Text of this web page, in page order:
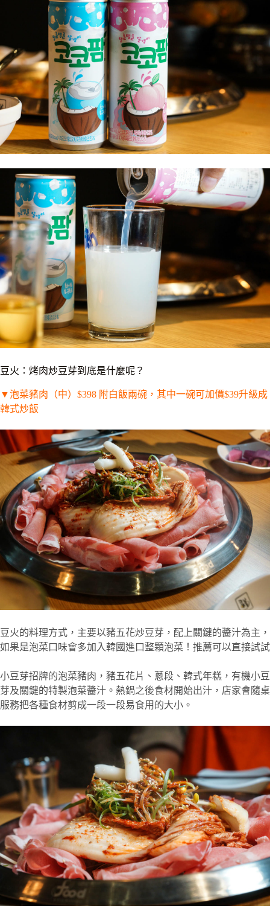
豆火：烤肉炒豆芽到底是什麼呢？
▼泡菜豬肉（中） $398 附白飯兩碗，其中一碗可加價$39升級成
韓式炒飯
豆火的料理方式，主要以豬五花炒豆芽，配上關鍵的醬汁為主，
如果是泡菜口味會多加入韓國進口整顆泡菜！推薦可以直接試試
小豆芽招牌的泡菜豬肉，豬五花片、蔥段、韓式年糕，有機小豆
芽及關鍵的特製泡菜醬汁。熱鍋之後食材開始出汁，店家會隨桌
服務把各種食材剪成一段一段易食用的大小。